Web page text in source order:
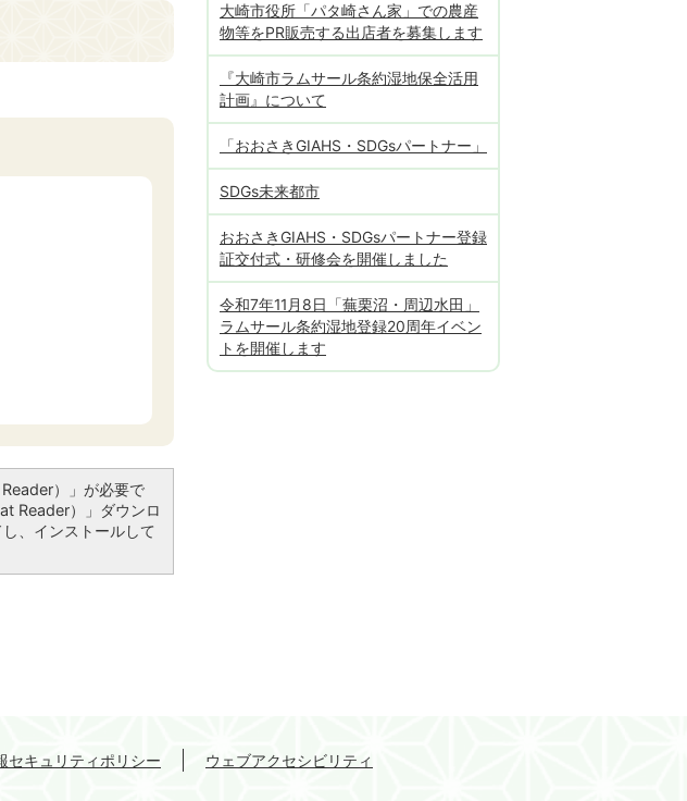
）」が必要で
Reader）」ダウンロ
、インストールして
大崎市役所「パタ崎さん家」での農産
物等をPR販売する出店者を募集します
『大崎市ラムサール条約湿地保全活用
計画』について
「おおさきGIAHS・SDGsパートナー」
SDGs未来都市
おおさきGIAHS・SDGsパートナー登録
証交付式・研修会を開催しました
令和7年11月8日「蕪栗沼・周辺水田」
ラムサール条約湿地登録20周年イベン
トを開催します
セキュリティポリシー ウェブアクセシビリティ